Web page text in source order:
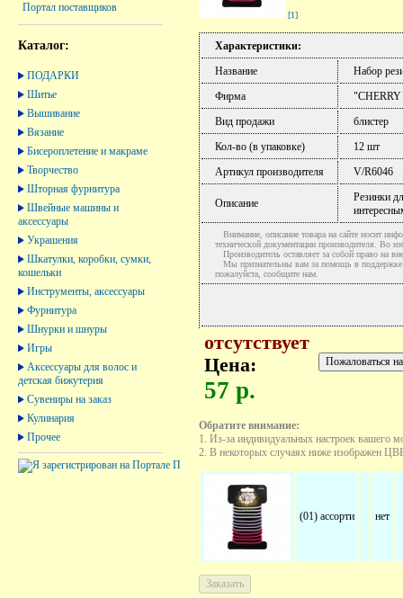
Портал поставщиков
Каталог:
ПОДАРКИ
Шитье
Вышивание
Вязание
Бисероплетение и макраме
Творчество
Шторная фурнитура
Швейные машины и
аксессуары
Украшения
Шкатулки, коробки, сумки,
кошельки
Инструменты, аксессуары
Фурнитура
Шнурки и шнуры
Игры
Аксессуары для волос и
детская бижутерия
Сувениры на заказ
Кулинария
Прочее
[1]
Характеристики:
Название
Набор
Фирма
Вид продажи
блистер
Кол-во (в упаковке)
12 шт
Артикул производителя
V/R6046
Описание
Резинки
Внимание, описание товара на сайте носит
технической документации производителя. Во
Производитель оставляет за собой право на
Мы признательны вам за помощь в поддержке
пожалуйста, сообщите нам.
отсутствует
Цена:
57 р.
Обратите внимание:
1. Из-за индивидуальных настроек вашего
2. В некоторых случаях ниже изображен
(01) ассорти нет